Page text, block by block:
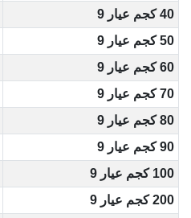
40 كجم عيار 9
50 كجم عيار 9
60 كجم عيار 9
70 كجم عيار 9
80 كجم عيار 9
90 كجم عيار 9
100 كجم عيار 9
200 كجم عيار 9